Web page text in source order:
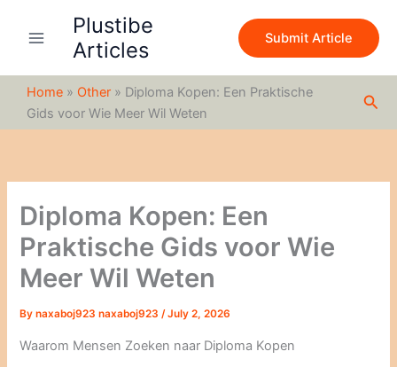
Plustibe
Articles
Submit Article
Home » Other » Diploma Kopen: Een Praktische
Gids voor Wie Meer Wil Weten
Diploma Kopen: Een
Praktische Gids voor Wie
Meer Wil Weten
Bynaxaboj923 naxaboj923/July 2, 2026
Waarom Mensen Zoeken naar Diploma Kopen
c